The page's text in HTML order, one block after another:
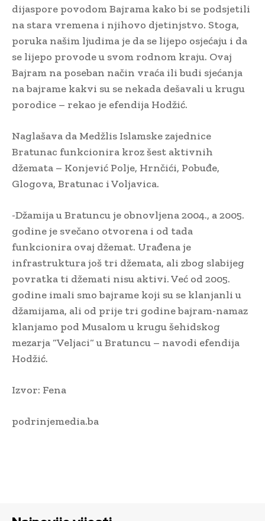
dijaspore povodom Bajrama kako bi se podsjetili
na stara vremena i njihovo djetinjstvo. Stoga,
poruka našim ljudima je da se lijepo osjećaju i da
se lijepo provode u svom rodnom kraju. Ovaj
Bajram na poseban način vraća ili budi sjećanja
na bajrame kakvi su se nekada dešavali u krugu
porodice – rekao je efendija Hodžić.
Naglašava da Medžlis Islamske zajednice
Bratunac funkcionira kroz šest aktivnih
džemata – Konjević Polje, Hrnčići, Pobuđe,
Glogova, Bratunac i Voljavica.
-Džamija u Bratuncu je obnovljena 2004., a 2005.
godine je svečano otvorena i od tada
funkcionira ovaj džemat. Urađena je
infrastruktura još tri džemata, ali zbog slabijeg
povratka ti džemati nisu aktivi. Već od 2005.
godine imali smo bajrame koji su se klanjanli u
džamijama, ali od prije tri godine bajram-namaz
klanjamo pod Musalom u krugu šehidskog
mezarja “Veljaci“ u Bratuncu – navodi efendija
Hodžić.
Izvor: Fena
podrinjemedia.ba